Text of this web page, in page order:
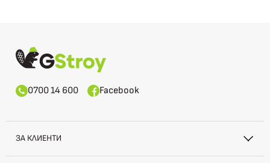
0700 14 600 Facebook
ЗА КЛИЕНТИ